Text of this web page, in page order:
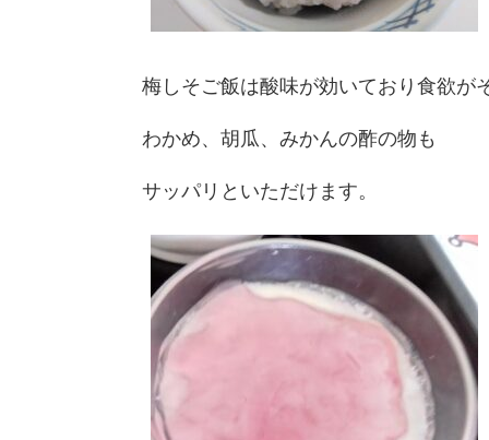
梅しそご飯は酸味が効いており食欲が
わかめ、胡瓜、みかんの酢の物も
サッパリといただけます。